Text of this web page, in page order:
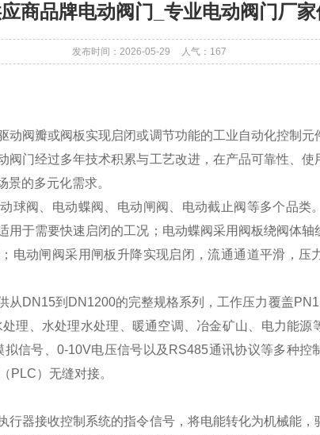
商品牌电动阀门_专业电动阀门厂
发布时间：2026-05-29 人气： 167
动阀瓣或阀板实现启闭或调节功能的工业自动化控制
阀门经过多年技术积累与工艺改进，在产品可靠性、
的多元化需求。
球阀、电动蝶阀、电动闸阀、电动截止阀等多个品类
用于需要快速启闭的工况；电动蝶阀采用阀板绕阀体轴
电动闸阀采用闸板升降实现启闭，流通通道平滑，压
从DN15到DN1200的完整规格系列，工作压力覆盖
处理、水处理水处理、暖通空调、冶金矿山、电力能源
信号、0-10V电压信号以及RS485通讯协议等多种控
PLC）无缝对接。
行器接收控制系统的指令信号，将电能转化为机械能